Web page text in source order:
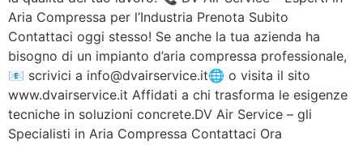
Aria Compressa per l’Industria Prenota Subito
Contattaci oggi stesso! Se anche la tua azienda ha
bisogno di un impianto d’aria compressa professionale,
📧 scrivici a info@dvairservice.it🌐 o visita il sito
www.dvairservice.it Affidati a chi trasforma le esigenze
tecniche in soluzioni concrete.DV Air Service – gli
Specialisti in Aria Compressa Contattaci Ora